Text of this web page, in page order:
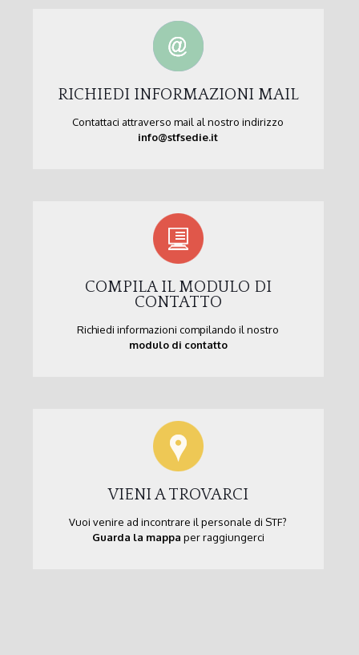
RICHIEDI INFORMAZIONI MAIL
Contattaci attraverso mail al nostro indirizzo
info@stfsedie.it
COMPILA IL MODULO DI
CONTATTO
Richiedi informazioni compilando il nostro
modulo di contatto
VIENI A TROVARCI
Vuoi venire ad incontrare il personale di STF?
Guarda la mappa per raggiungerci